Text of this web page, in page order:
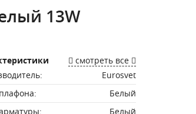
13W
смотреть все
Eurosvet
Белый
Белый